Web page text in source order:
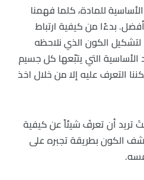
للمادة، كلما فهمنا
بدءًا من كيفية ارتباط
الكون الذي نلاحظه
الأساسية التي يتبّعها كل جسيم
التعرف عليه إلا من خلال اخذ
تريد أن تعرفَ شيئاً عن كيفية
الكون بطريقة تجبره على